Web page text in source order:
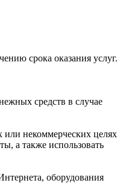
срока оказания услуг.
средств в случае
или некоммерческих целях
а также использовать
оборудования